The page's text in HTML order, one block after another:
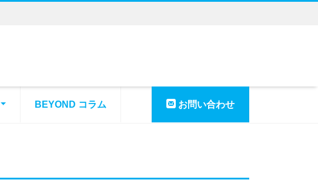
BEYOND コラム お問い合わせ